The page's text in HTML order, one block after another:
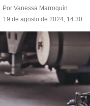
Por Vanessa Marroquín
19 de agosto de 2024, 14:30